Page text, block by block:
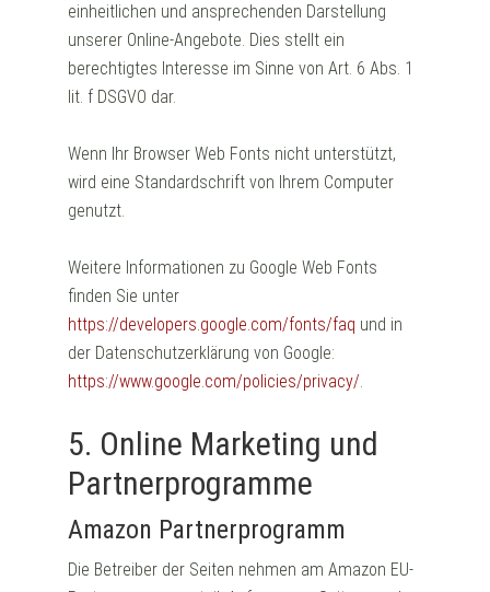
einheitlichen und ansprechenden Darstellung
unserer Online-Angebote. Dies stellt ein
berechtigtes Interesse im Sinne von Art. 6 Abs. 1
lit. f DSGVO dar.
Wenn Ihr Browser Web Fonts nicht unterstützt,
wird eine Standardschrift von Ihrem Computer
genutzt.
Weitere Informationen zu Google Web Fonts
finden Sie unter
https://developers.google.com/fonts/faq und in
der Datenschutzerklärung von Google:
https://www.google.com/policies/privacy/.
5. Online Marketing und
Partnerprogramme
Amazon Partnerprogramm
Die Betreiber der Seiten nehmen am Amazon EU-